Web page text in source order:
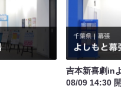
吉本新喜劇inよ
08/09 14:30 開